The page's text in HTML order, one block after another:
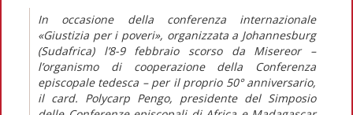
In occasione della conferenza internazionale
«Giustizia per i poveri», organizzata a Johannesburg
(Sudafrica) l’8-9 febbraio scorso da Misereor –
l’organismo di cooperazione della Conferenza
episcopale tedesca – per il proprio 50° anniversario,
il card. Polycarp Pengo, presidente del Simposio